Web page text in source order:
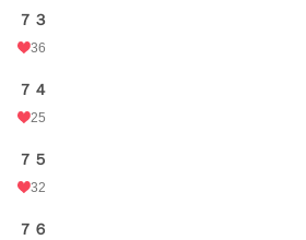
７３
36
７４
25
７５
32
７６